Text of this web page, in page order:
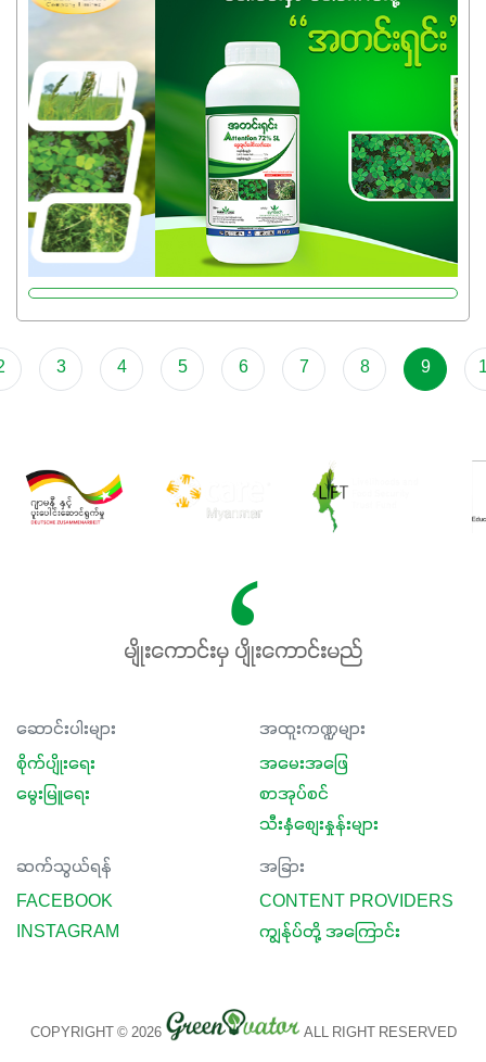
အရည်အသွေးစိတ်ချရတဲ့ သွင်းအားစုပစ္စည်းတွေကိုပဲ ရွေးချယ်
သုံးသင့်ပါတယ်။
3 4 5 6 7 8 9
မျိုးကောင်းမှ ပျိုးကောင်းမည်
ဆောင်းပါးများ
စိုက်ပျိုးရေး
မွေးမြူရေး
အထူးကဏ္ဍများ
အမေးအဖြေ
စာအုပ်စင်
သီးနှံစျေးနှုန်းများ
ဆက်သွယ်ရန်
FACEBOOK
INSTAGRAM
အခြား
CONTENT PROVIDERS
ကျွန်ုပ်တို့ အကြောင်း
COPYRIGHT © 2026 ALL RIGHT RESERVED